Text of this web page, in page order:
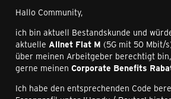
Hallo Community,
ich bin aktuell Bestandskunde und
aktuelle Allnet Flat M (5G mit 50 Mbit/
über meinen Arbeitgeber berechtigt
gerne meinen Corporate Benefits
Ich habe den entsprechenden Code